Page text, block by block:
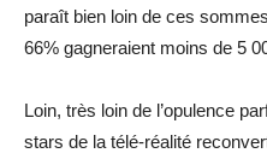
paraît bien loin de ces
66% gagneraient moins de 5
Loin, très loin de l’opulence
stars de la télé-réalité